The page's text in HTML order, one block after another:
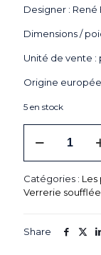
Designer : René
Dimensions /
Unité de vente :
Origine
5 en stock
verre"
-
verre
Catégories : Les
Verrerie soufflée...
Share